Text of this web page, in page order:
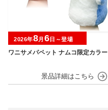
ワニサメパペット ナムコ限定カラー
2026年8月 6日～登場